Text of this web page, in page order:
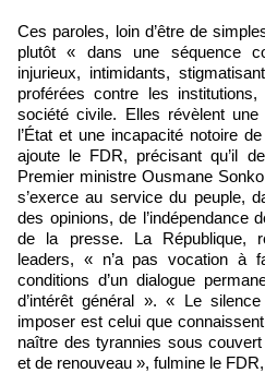
Ces paroles, loin d’être de
plutôt « dans une séquence
injurieux, intimidants,
proférées contre les
société civile. Elles révèlent
l’État et une incapacité notoire
ajoute le FDR, précisant qu’il
Premier ministre Ousmane
s’exerce au service du peuple,
des opinions, de l’indépendance
de la presse. La République,
leaders, « n’a pas vocation à
conditions d’un dialogue
d’intérêt général ». « Le
imposer est celui que
naître des tyrannies sous
et de renouveau », fulmine le